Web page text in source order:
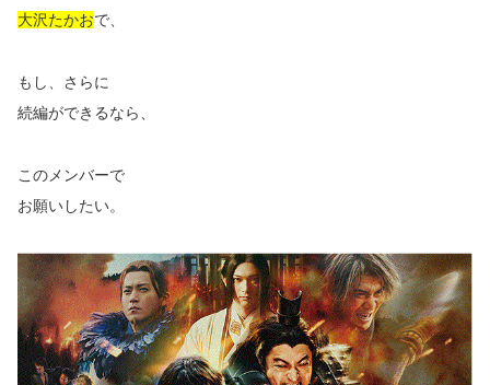
大沢たかおで、
もし、さらに
続編ができるなら、
このメンバーで
お願いしたい。